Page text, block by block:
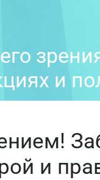
и
и